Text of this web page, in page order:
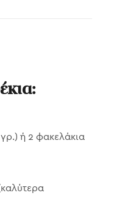
ή 2 φακελάκια